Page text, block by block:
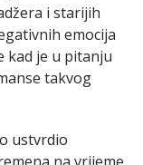
i starijih
emocija
kad je u pitanju
takvog
ustvrdio